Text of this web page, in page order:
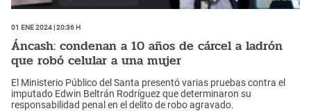
01 Ene 2024 | 20:36 h
Áncash: condenan a 10 años de cárcel a ladrón
que robó celular a una mujer
El Ministerio Público del Santa presentó varias pruebas contra el
imputado Edwin Beltrán Rodríguez que determinaron su
responsabilidad penal en el delito de robo agravado.